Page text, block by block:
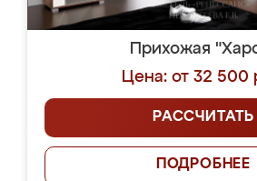
Прихожая
Цена: от 32 500
РАССЧИТАТЬ
ПОДРОБНЕЕ